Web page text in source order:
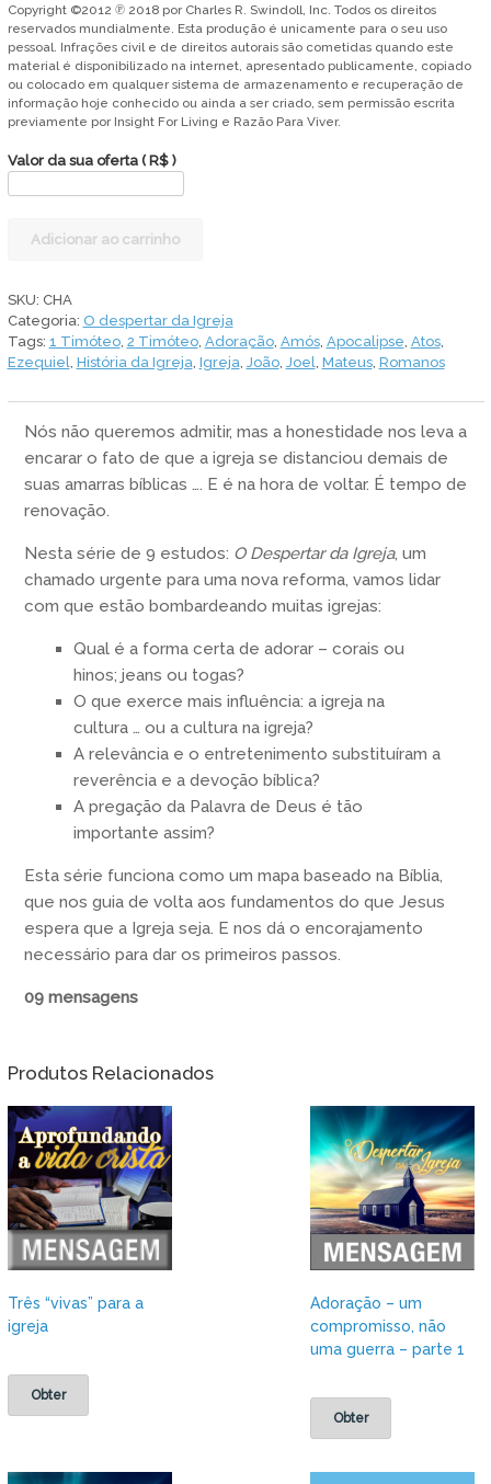
Copyright ©2012 ℗ 2018 por Charles R. Swindoll, Inc. Todos os direitos
reservados mundialmente. Esta produção é unicamente para o seu uso
pessoal. Infrações civil e de direitos autorais são cometidas quando este
material é disponibilizado na internet, apresentado publicamente, copiado
ou colocado em qualquer sistema de armazenamento e recuperação de
informação hoje conhecido ou ainda a ser criado, sem permissão escrita
previamente por Insight For Living e Razão Para Viver.
Valor da sua oferta ( R$ )
despertar
Adicionar ao carrinho
SKU: CHA
Categoria: O despertar da Igreja
Tags: 1 Timóteo, 2 Timóteo, Adoração, Amós, Apocalipse Atos,
Ezequiel História da Igreja Igreja João, Joel Mateus, Romanos
Nós não queremos admitir, mas a honestidade nos leva a
encarar o fato de que a igreja se distanciou demais de
suas amarras bíblicas …. E é na hora de voltar. É tempo de
renovação.
Nesta série de 9 estudos: O Despertar da Igreja, um
chamado urgente para uma nova reforma, vamos lidar
com que estão bombardeando muitas igrejas:
Qual é a forma certa de adorar – corais ou
hinos; jeans ou togas?
O que exerce mais influência: a igreja na
cultura … ou a cultura na igreja?
A relevância e o entretenimento substituíram a
reverência e a devoção bíblica?
A pregação da Palavra de Deus é tão
importante assim?
Esta série funciona como um mapa baseado na Bíblia,
que nos guia de volta aos fundamentos do que Jesus
espera que a Igreja seja. E nos dá o encorajamento
necessário para dar os primeiros passos.
09 mensagens
Produtos Relacionados
Três “vivas” para a
igreja
Obter
Adoração – um
compromisso, não
uma guerra – parte 1
Obter